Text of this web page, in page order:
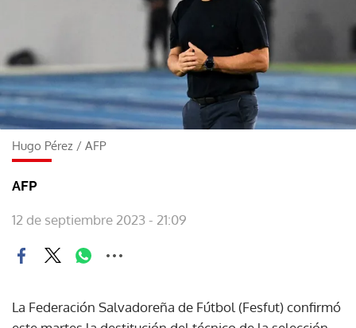
Hugo Pérez / AFP
AFP
12 de septiembre 2023 - 21:09
La Federación Salvadoreña de Fútbol (Fesfut) confirmó